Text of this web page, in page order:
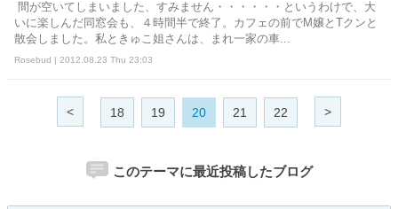
間が空いてしまいました、すみません・・・・・・というわけで、大
いに楽しんだ同窓会も、４時間半で終了。カフェの前でM嬢とTクンと
散会しました。私ときゅこ姐さんは、まれ一家の車...
Rosebud | 2012.08.23 Thu 23:03
< 18 19 20 21 22 >
このテーマに最近投稿したブログ